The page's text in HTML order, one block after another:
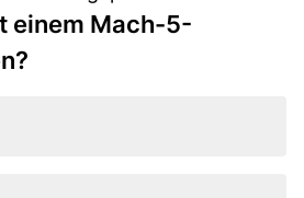
einem Mach-5-